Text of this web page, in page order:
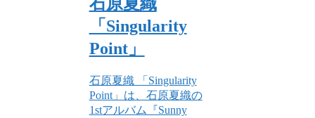
石原夏織
「Singularity
Point」
石原夏織 「Singularity
Point」は、石原夏織の
1stアルバム『Sunny